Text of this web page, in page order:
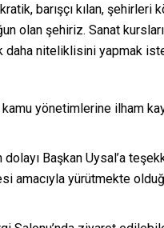
barışçı kılan, şehirleri
olan şehiriz. Sanat
daha niteliklisini yapmak
yönetimlerine ilham
Başkan Uysal’a
amacıyla yürütmekte